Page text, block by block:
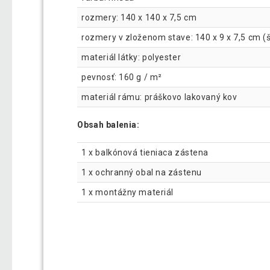
rozmery: 140 x 140 x 7,5 cm
rozmery v zloženom stave: 140 x 9 x 7,5 cm
materiál látky: polyester
pevnosť: 160 g / m²
materiál rámu: práškovo lakovaný kov
Obsah balenia:
1 x balkónová tieniaca zástena
1 x ochranný obal na zástenu
1 x montážny materiál